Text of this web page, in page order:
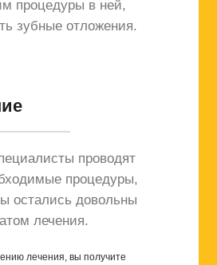
процедуры в ней,
зубные отложения.
проводят
процедуры,
остались довольны
лечения.
лечения, вы получите